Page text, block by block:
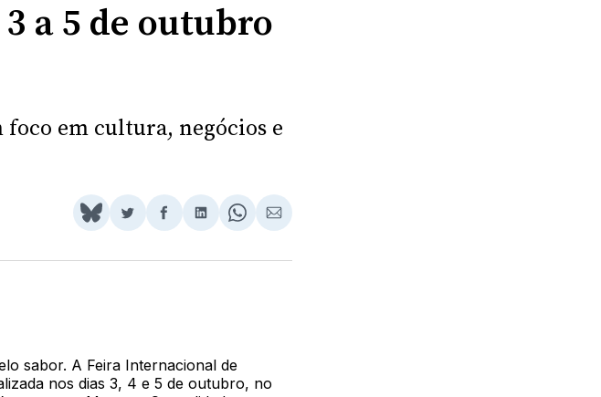
a 5 de outubro
foco em cultura, negócios e
Share
BlueSky
Compartilhar
Twitter
Compartilhar
Facebook
Compartilhar
LinkedIn
Share
WhatsApp
Compartilhar
Email
sabor. A Feira Internacional de
nos dias 3, 4 e 5 de outubro, no